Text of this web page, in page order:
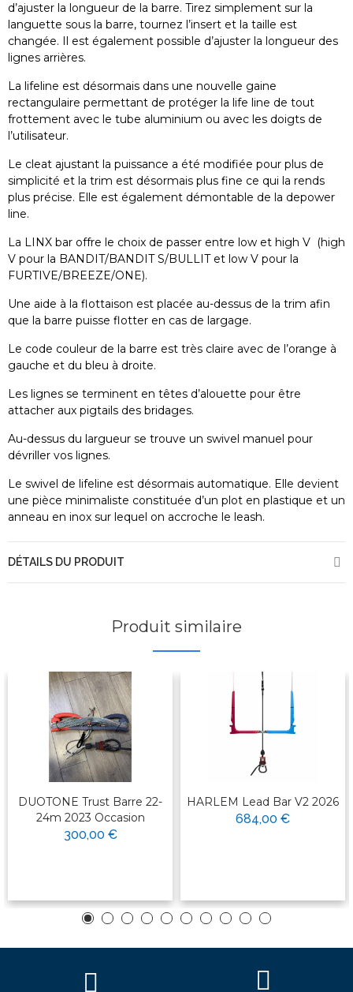
d’ajuster la longueur de la barre. Tirez simplement sur la
languette sous la barre, tournez l’insert et la taille est
changée. Il est également possible d’ajuster la longueur des
lignes arrières.
La lifeline est désormais dans une nouvelle gaine
rectangulaire permettant de protéger la life line de tout
frottement avec le tube aluminium ou avec les doigts de
l’utilisateur.
Le cleat ajustant la puissance a été modifiée pour plus de
simplicité et la trim est désormais plus fine ce qui la rends
plus précise. Elle est également démontable de la depower
line.
La LINX bar offre le choix de passer entre low et high V (high
V pour la BANDIT/BANDIT S/BULLIT et low V pour la
FURTIVE/BREEZE/ONE).
Une aide à la flottaison est placée au-dessus de la trim afin
que la barre puisse flotter en cas de largage.
Le code couleur de la barre est très claire avec de l’orange à
gauche et du bleu à droite.
Les lignes se terminent en têtes d’alouette pour être
attacher aux pigtails des bridages.
Au-dessus du largueur se trouve un swivel manuel pour
dévriller vos lignes.
Le swivel de lifeline est désormais automatique. Elle devient
une pièce minimaliste constituée d’un plot en plastique et un
anneau en inox sur lequel on accroche le leash.
DÉTAILS DU PRODUIT
Produit similaire
DUOTONE Trust Barre 22-
24m 2023 Occasion
300,00 €
HARLEM Lead Bar V2 2026
684,00 €